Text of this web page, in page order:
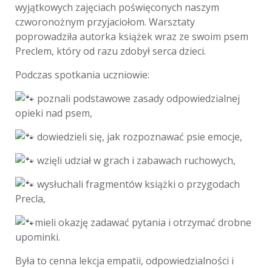
wyjątkowych zajęciach poświęconych naszym
czworonożnym przyjaciołom. Warsztaty
poprowadziła autorka książek wraz ze swoim psem
Preclem, który od razu zdobył serca dzieci.
Podczas spotkania uczniowie:
poznali podstawowe zasady odpowiedzialnej
opieki nad psem,
dowiedzieli się, jak rozpoznawać psie emocje,
wzięli udział w grach i zabawach ruchowych,
wysłuchali fragmentów książki o przygodach
Precla,
mieli okazję zadawać pytania i otrzymać drobne
upominki.
Była to cenna lekcja empatii, odpowiedzialności i